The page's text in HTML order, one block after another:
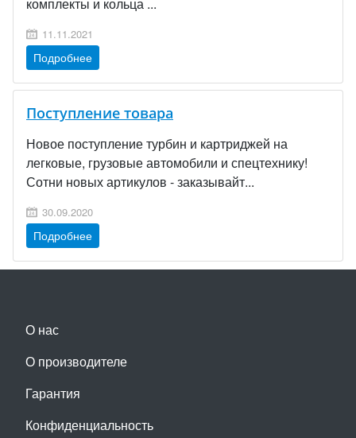
11.11.2021
Подробнее
Поступление товара
Новое поступление турбин и картриджей на
легковые, грузовые автомобили и спецтехнику!
Сотни новых артикулов - заказывайт...
30.09.2020
Подробнее
О нас
О производителе
Гарантия
Конфиденциальность